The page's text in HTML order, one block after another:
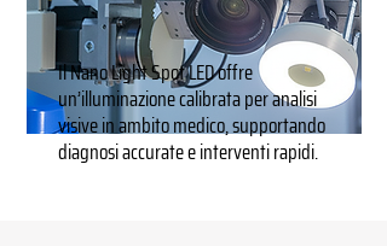
Il Nano Light Spot LED offre
un’illuminazione calibrata per analisi
visive in ambito medico, supportando
diagnosi accurate e interventi rapidi.